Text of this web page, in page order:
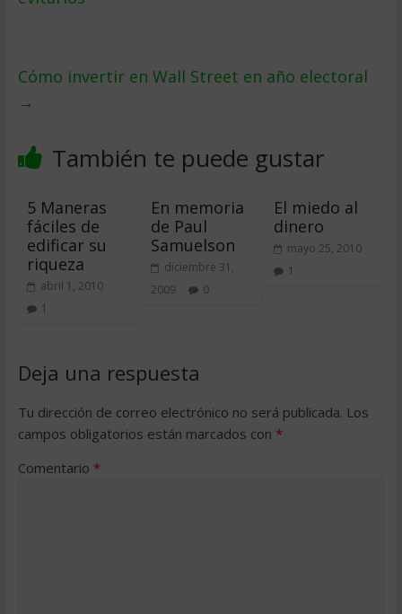
Cómo invertir en Wall Street en año electoral
→
También te puede gustar
5 Maneras
fáciles de
edificar su
riqueza
abril 1, 2010
1
En memoria
de Paul
Samuelson
diciembre 31,
2009
0
El miedo al
dinero
mayo 25, 2010
1
Deja una respuesta
Tu dirección de correo electrónico no será publicada. Los
campos obligatorios están marcados con *
Comentario *